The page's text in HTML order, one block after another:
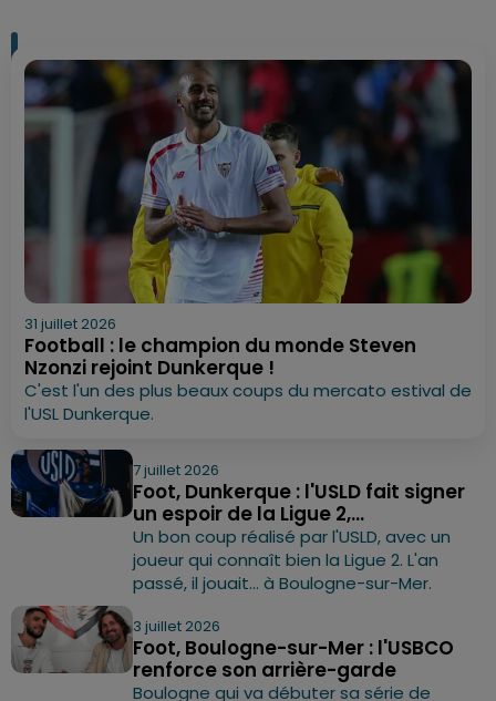
31 juillet 2026
Football : le champion du monde Steven
Nzonzi rejoint Dunkerque !
C'est l'un des plus beaux coups du mercato estival de
l'USL Dunkerque.
7 juillet 2026
Foot, Dunkerque : l'USLD fait signer
un espoir de la Ligue 2,...
Un bon coup réalisé par l'USLD, avec un
joueur qui connaît bien la Ligue 2. L'an
passé, il jouait... à Boulogne-sur-Mer.
3 juillet 2026
Foot, Boulogne-sur-Mer : l'USBCO
renforce son arrière-garde
Boulogne qui va débuter sa série de